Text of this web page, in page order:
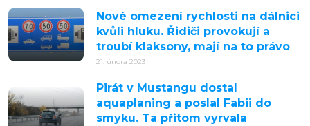
Nové omezení rychlosti na dálnici
kvůli hluku. Řidiči provokují a
troubí klaksony, mají na to právo
21. února 2023
Pirát v Mustangu dostal
aquaplaning a poslal Fabii do
smyku. Ta přitom vyrvala